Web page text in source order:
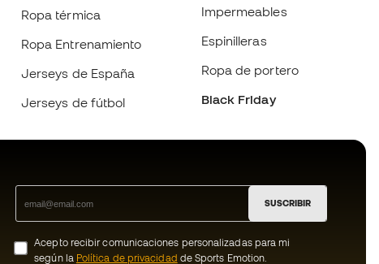
Ropa térmica
Ropa Entrenamiento
Jerseys de España
Jerseys de fútbol
Impermeables
Espinilleras
Ropa de portero
Black Friday
SUSCRIBIR
Acepto recibir comunicaciones personalizadas para mi
según la Política de privacidad de Sports Emotion.